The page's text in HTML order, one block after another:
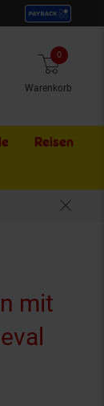
Warenkorb
0 Artikel
Externer
Reisen
mit